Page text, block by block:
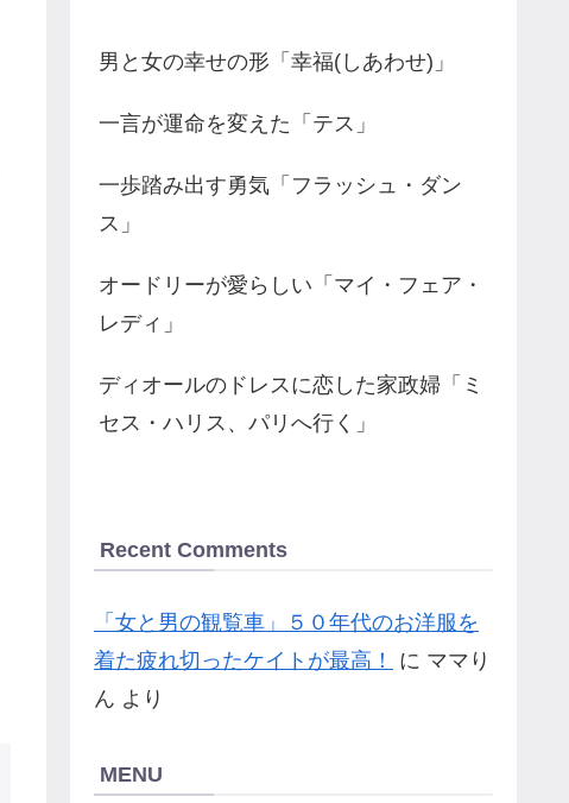
男と女の幸せの形「幸福(しあわせ)」
一言が運命を変えた「テス」
一歩踏み出す勇気「フラッシュ・ダン
ス」
オードリーが愛らしい「マイ・フェア・
レディ」
ディオールのドレスに恋した家政婦「ミ
セス・ハリス、パリへ行く」
Recent Comments
「女と男の観覧車」５０年代のお洋服を
着た疲れ切ったケイトが最高！
に ママり
ん より
MENU